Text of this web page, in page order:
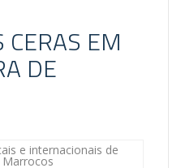
CERAS EM
DE